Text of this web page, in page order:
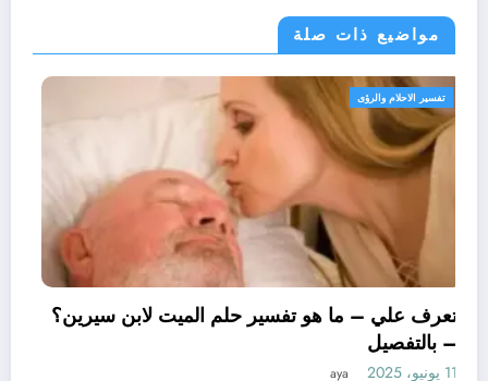
مواضيع ذات صلة
تفسير الاحلام والرؤى
تعرف علي – ما هو تفسير حلم الميت
11 يونيو، 2025